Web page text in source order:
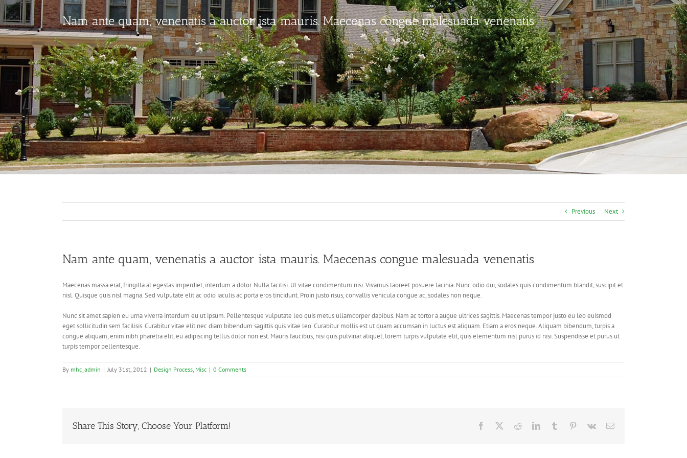
Nam ante quam, venenatis a auctor ista mauris. Maecenas congue malesuada venenatis
Previous Next
Nam ante quam, venenatis a auctor ista mauris. Maecenas congue malesuada venenatis
Maecenas massa erat, fringilla at egestas imperdiet, interdum a dolor. Nulla facilisi. Ut vitae condimentum nisi. Vivamus laoreet posuere lacinia. Nunc odio dui, sodales quis condimentum blandit, suscipit et
nisl. Quisque quis nisl magna. Sed vulputate elit ac odio iaculis ac porta eros tincidunt. Proin justo risus, convallis vehicula congue ac, sodales non neque.
Nunc sit amet sapien eu urna viverra interdum eu ut ipsum. Pellentesque vulputate leo quis metus ullamcorper dapibus. Nam ac tortor a augue ultrices sagittis. Maecenas tempor justo eu leo euismod
eget sollicitudin sem facilisis. Curabitur vitae elit nec diam bibendum sagittis quis vitae leo. Curabitur mollis est ut quam accumsan in luctus est aliquam. Etiam a eros neque. Aliquam bibendum, turpis a
congue aliquam, enim nibh pharetra elit, eu adipiscing tellus dolor non est. Mauris faucibus, nisi quis pulvinar aliquet, lorem turpis vulputate elit, quis elementum nisl purus id nisi. Suspendisse et purus ut
turpis tempor pellentesque.
By mhc_admin | July 31st, 2012 | Design Process, Misc | 0 Comments
Share This Story, Choose Your Platform! Facebook RedditLinkedInTumblr Pinterest
Vk Email